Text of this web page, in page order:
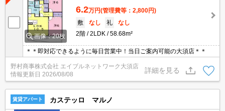
画像：20枚
6.2万円(管理費等：2,800円)
敷
なし 礼
なし
2階
2LDK 58.68m²
＊＊即対応できるように毎日営業中！当日ご案内可能の大須店＊＊
野村商事株式会社 エイブルネットワーク大須店
情報更新日 2026/08/08
詳細を見る
賃貸アパート カステッロ マルノ